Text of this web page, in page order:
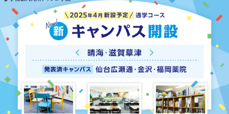
保護者との連携
キャンパス紹介
通学コースの学費
Vantan FLIP CHANNEL
語学（英語・中国語）
バーチャル留学
機械学習
数理科学
学習システム「ZEN Study」
制服紹介
よくある質問
お問い合わせ
説明会・相談会
WEB出願